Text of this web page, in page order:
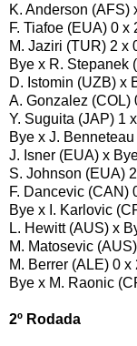
K. Anderson (AFS)
F. Tiafoe (EUA) 0
M. Jaziri (TUR) 2 x
Bye x R. Stepanek
D. Istomin (UZB) x
A. Gonzalez (COL)
Y. Suguita (JAP) 1
Bye x J.
J. Isner (EUA) x
S. Johnson (EUA)
F. Dancevic (CAN)
Bye x I. Karlovic
L. Hewitt (AUS) x
M. Matosevic
M. Berrer (ALE) 0
Bye x M. Raonic
2º Rodada